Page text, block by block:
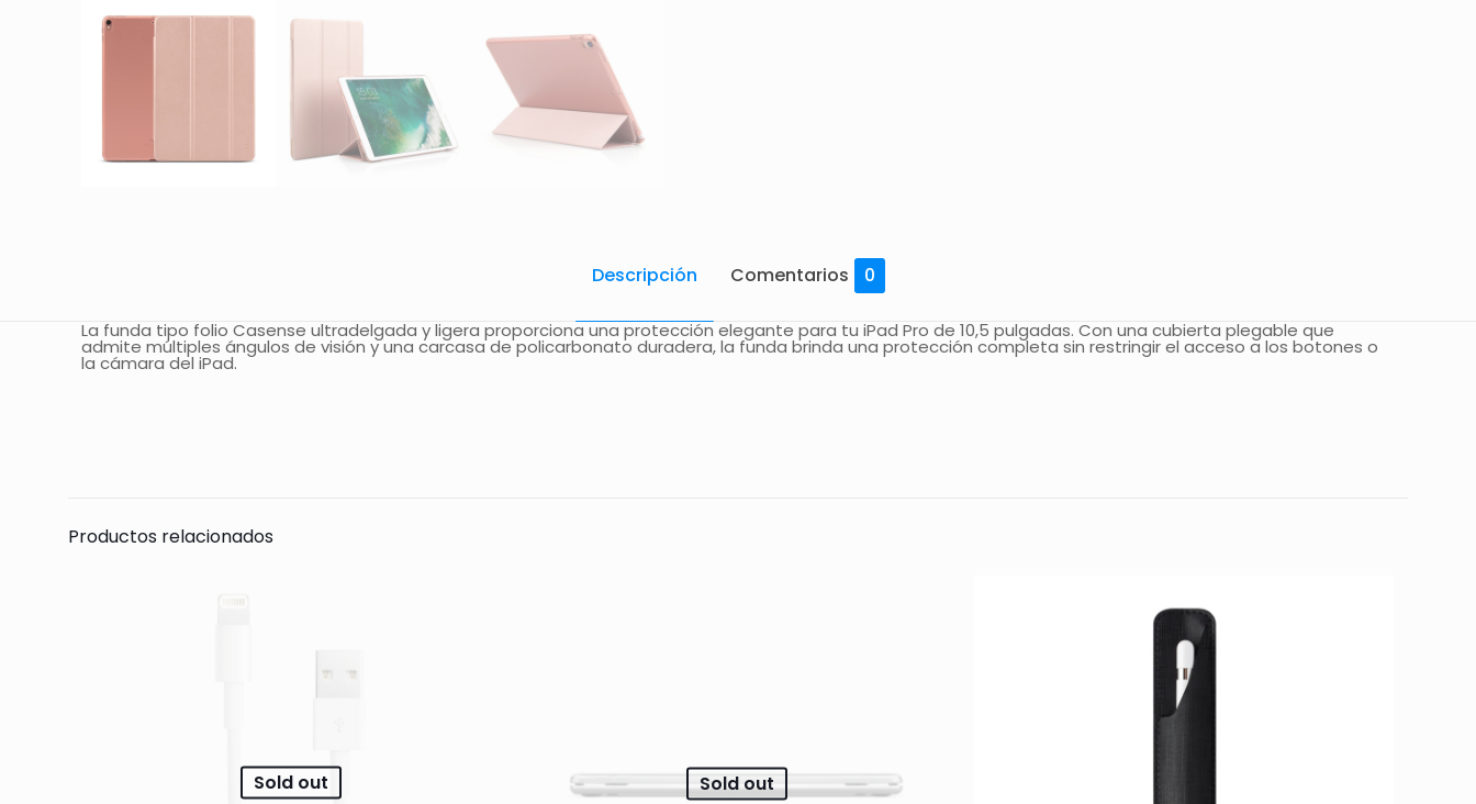
Descripción Comentarios 0
La funda tipo folio Casense ultradelgada y ligera proporciona una protección elegante para tu iPad Pro de 10,5 pulgadas. Con una cubierta plegable que
admite múltiples ángulos de visión y una carcasa de policarbonato duradera, la funda brinda una protección completa sin restringir el acceso a los botones o
la cámara del iPad.
Productos relacionados
Sold out Sold out